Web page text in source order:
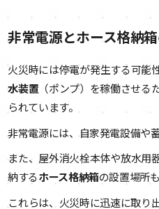
非常電源とホース格納
火災時には停電が発生する可能
水装置 （ポンプ）を稼働させるた
られています。
非常電源には、自家発電設備や
また、屋外消火栓本体や放水用
納するホース格納箱の設置場所
これらは、火災時に迅速に取り